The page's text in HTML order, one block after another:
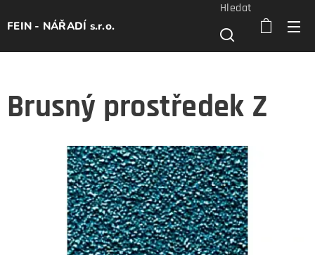
FEIN - NÁŘADÍ s.r.o.
Hledat
Brusný prostředek Z